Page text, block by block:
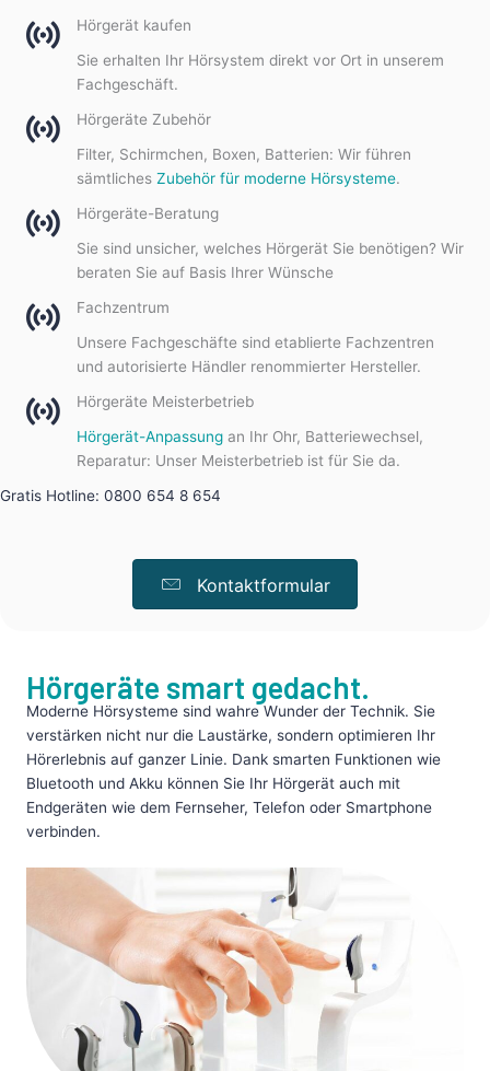
Hörgerät kaufen
Sie erhalten Ihr Hörsystem direkt vor Ort in unserem
Fachgeschäft.
Hörgeräte Zubehör
Filter, Schirmchen, Boxen, Batterien: Wir führen
sämtliches Zubehör für moderne Hörsysteme.
Hörgeräte-Beratung
Sie sind unsicher, welches Hörgerät Sie benötigen? Wir
beraten Sie auf Basis Ihrer Wünsche
Fachzentrum
Unsere Fachgeschäfte sind etablierte Fachzentren
und autorisierte Händler renommierter Hersteller.
Hörgeräte Meisterbetrieb
Hörgerät-Anpassung an Ihr Ohr, Batteriewechsel,
Reparatur: Unser Meisterbetrieb ist für Sie da.
Gratis Hotline: 0800 654 8 654
Kontaktformular
Hörgeräte smart gedacht.
Moderne Hörsysteme sind wahre Wunder der Technik. Sie
verstärken nicht nur die Laustärke, sondern optimieren Ihr
Hörerlebnis auf ganzer Linie. Dank smarten Funktionen wie
Bluetooth und Akku können Sie Ihr Hörgerät auch mit
Endgeräten wie dem Fernseher, Telefon oder Smartphone
verbinden.